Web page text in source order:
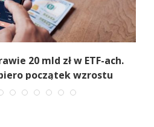
20 mld zł w ETF-ach.
początek wzrostu